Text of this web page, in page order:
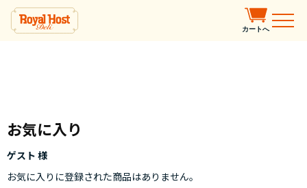
カートへ
お気に入り
ゲスト 様
お気に入りに登録された商品はありません。